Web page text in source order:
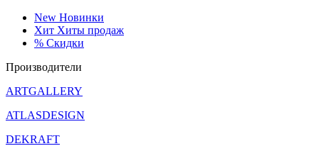
New Новинки
Хит Хиты продаж
% Скидки
Производители
ARTGALLERY
ATLASDESIGN
DEKRAFT